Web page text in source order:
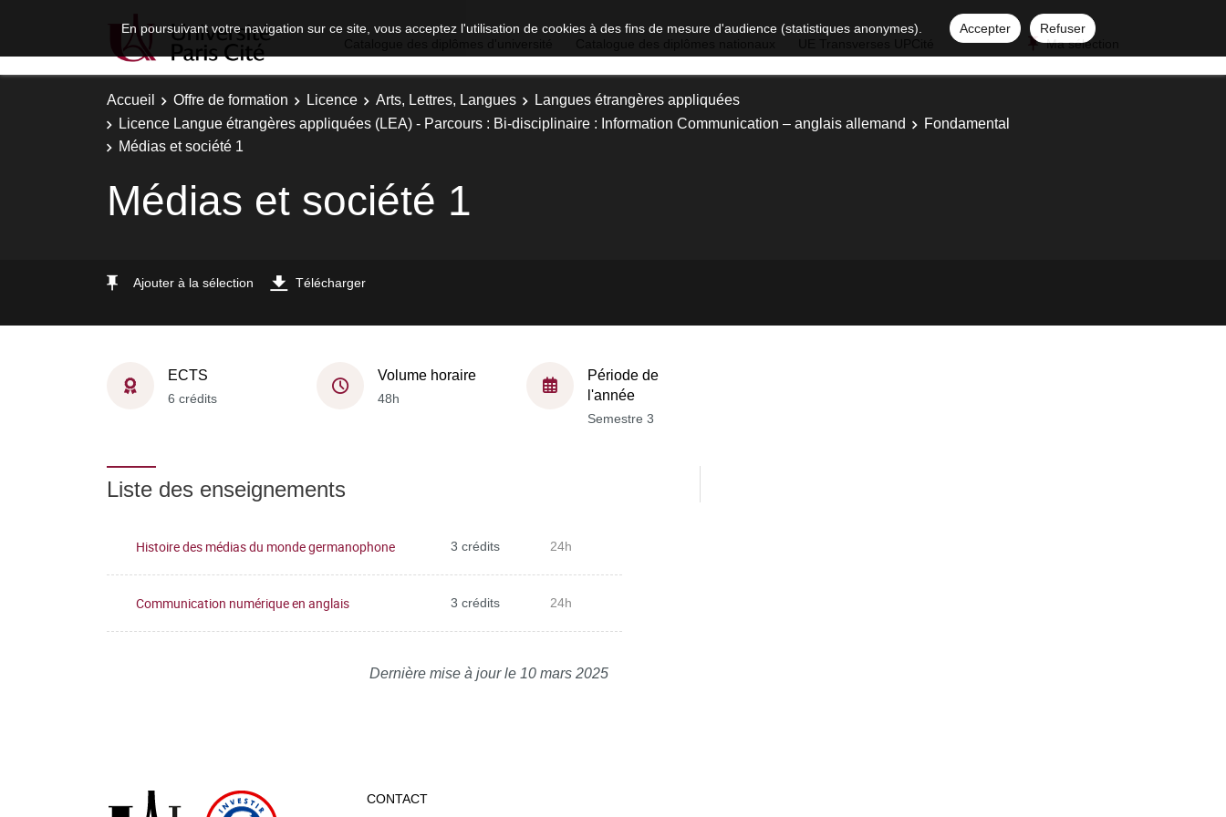
En poursuivant votre navigation sur ce site, vous acceptez l'utilisation de cookies à des fins de mesure d'audience (statistiques anonymes). Accepter
Refuser
Ma sélection
Accueil Offre de formation Licence Arts, Lettres, Langues
Langues étrangères appliquées
Licence Langue étrangères appliquées (LEA) - Parcours : Bi-disciplinaire : Information Communication – anglais allemand
Fondamental
Médias et société 1
Médias et société 1
Ajouter à la sélection Télécharger
ECTS
6 crédits
Volume horaire
48h
Période de
l'année
Semestre 3
Liste des enseignements
Histoire des médias du monde germanophone 3 crédits 24h
Communication numérique en anglais 3 crédits 24h
Dernière mise à jour le 10 mars 2025
CONTACT